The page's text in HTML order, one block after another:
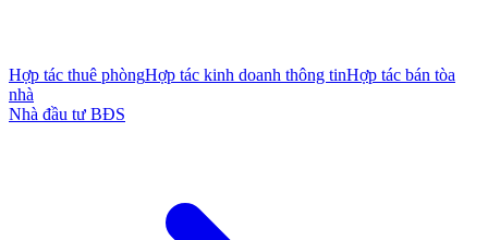
Hợp tác thuê phòngHợp tác kinh doanh thông tinHợp tác bán tòa
nhà
Nhà đầu tư BĐS